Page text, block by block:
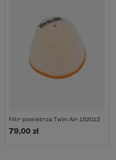
Filtr powietrza Twin Air 152012
79,00 zł